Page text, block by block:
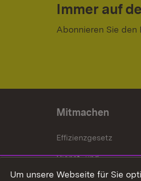
Immer auf
Abonnieren Sie
Mitmachen
Effizienzgesetz
Dienst- und
Versorgungsbezüge
Um unsere Webseite für Sie